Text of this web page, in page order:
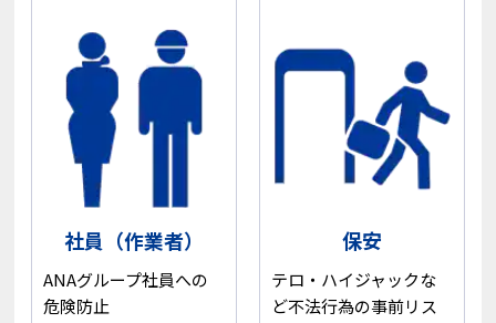
社員（作業者）
ANAグループ社員への
危険防止
保安
テロ・ハイジャックな
ど不法行為の事前リス